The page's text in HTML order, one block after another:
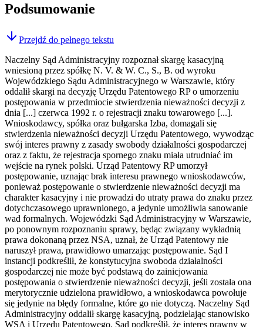
Podsumowanie
Przejdź do pełnego tekstu
Naczelny Sąd Administracyjny rozpoznał skargę kasacyjną
wniesioną przez spółkę N. V. & W. C., S., B. od wyroku
Wojewódzkiego Sądu Administracyjnego w Warszawie, który
oddalił skargi na decyzję Urzędu Patentowego RP o umorzeniu
postępowania w przedmiocie stwierdzenia nieważności decyzji z
dnia [...] czerwca 1992 r. o rejestracji znaku towarowego [...].
Wnioskodawcy, spółka oraz bułgarska Izba, domagali się
stwierdzenia nieważności decyzji Urzędu Patentowego, wywodząc
swój interes prawny z zasady swobody działalności gospodarczej
oraz z faktu, że rejestracja spornego znaku miała utrudniać im
wejście na rynek polski. Urząd Patentowy RP umorzył
postępowanie, uznając brak interesu prawnego wnioskodawców,
ponieważ postępowanie o stwierdzenie nieważności decyzji ma
charakter kasacyjny i nie prowadzi do utraty prawa do znaku przez
dotychczasowego uprawnionego, a jedynie umożliwia sanowanie
wad formalnych. Wojewódzki Sąd Administracyjny w Warszawie,
po ponownym rozpoznaniu sprawy, będąc związany wykładnią
prawa dokonaną przez NSA, uznał, że Urząd Patentowy nie
naruszył prawa, prawidłowo umarzając postępowanie. Sąd I
instancji podkreślił, że konstytucyjna swoboda działalności
gospodarczej nie może być podstawą do zainicjowania
postępowania o stwierdzenie nieważności decyzji, jeśli została ona
merytorycznie udzielona prawidłowo, a wnioskodawca powołuje
się jedynie na błędy formalne, które go nie dotyczą. Naczelny Sąd
Administracyjny oddalił skargę kasacyjną, podzielając stanowisko
WSA i Urzędu Patentowego. Sąd podkreślił, że interes prawny w